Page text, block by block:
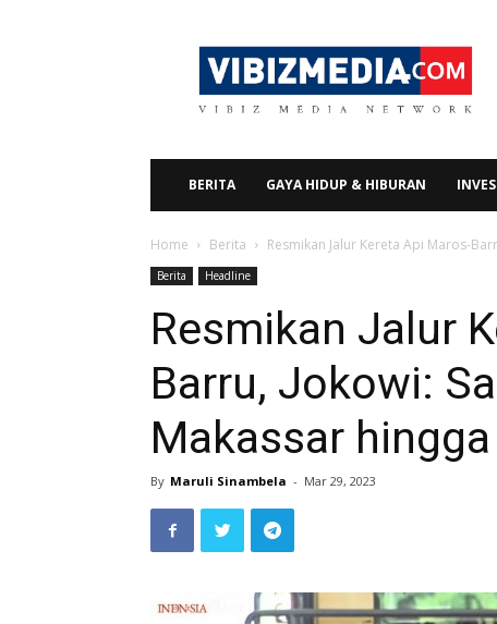
Vibizmedia.com
BERITA GAYA HIDUP & HIBURAN
Home Berita Resmikan Jalur Kereta Api Maros-
Berita Headline
Resmikan Jalur
Barru, Jokowi:
Makassar
By Maruli Sinambela - Mar 29, 2023